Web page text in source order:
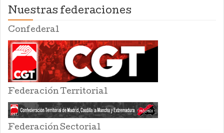
Nuestras federaciones
Confederal
Federación Territorial
Federación Sectorial